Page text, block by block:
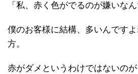
「私、赤く色がでるのが嫌いなん
僕のお客様に結構、多いんです
方。
赤がダメというわけではないの